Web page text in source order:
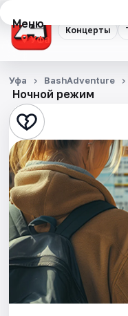
Концерты
Меню
Уфа
Концерты
Театр
Стендап
Выставки
Экскурсии
Спорт
События
Ночной режим
Уфа BashAdventure